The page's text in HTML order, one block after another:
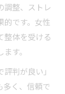
調整、ストレ
的です。女性
整体を受ける
す。
判が良い」
多く、信頼で